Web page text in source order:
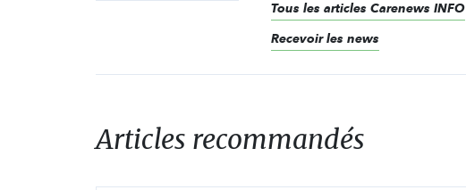
Tous les articles Carenews INFO
Recevoir les news
Articles recommandés